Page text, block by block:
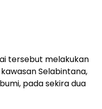
tersebut melakukan
Selabintana,
pada sekira dua